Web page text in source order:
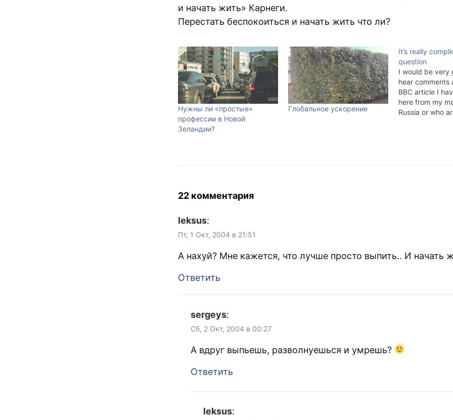
и начать жить» Карнеги.
Перестать беспокоиться и начать жить что ли?
Нужны ли «простые»
профессии в Новой
Зеландии?
Глобальное ускорение
It’s really
question
I would be very
hear comments
BBC article I
here from my
Russia or who
22 комментария
leksus:
Пт, 1 Окт, 2004 в 21:51
А нахуй? Мне кажется, что лучше просто выпить.. И начать
Ответить
sergeys:
Сб, 2 Окт, 2004 в 00:27
А вдруг выпьешь, разволнуешься и умрешь?
Ответить
leksus: